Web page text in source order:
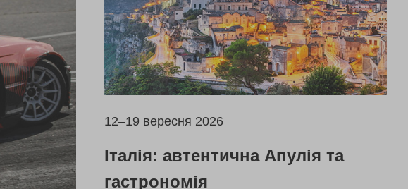
12–19 вересня 2026
Італія: автентична Апулія та
гастрономія